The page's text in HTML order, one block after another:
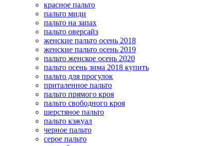
красное пальто
пальто миди
пальто на запах
пальто оверсайз
женские пальто осень 2018
женские пальто осень 2019
пальто женское осень 2020
пальто осень зима 2018 купить
пальто для прогулок
приталенное пальто
пальто прямого кроя
пальто свободного кроя
шерстяное пальто
пальто кэжуал
черное пальто
серое пальто